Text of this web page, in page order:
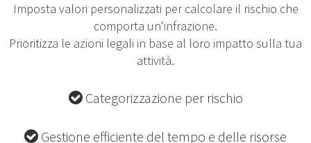
Imposta valori personalizzati per calcolare il rischio che
comporta un'infrazione.
Prioritizza le azioni legali in base al loro impatto sulla tua
attività.
Categorizzazione per rischio
Gestione efficiente del tempo e delle risorse